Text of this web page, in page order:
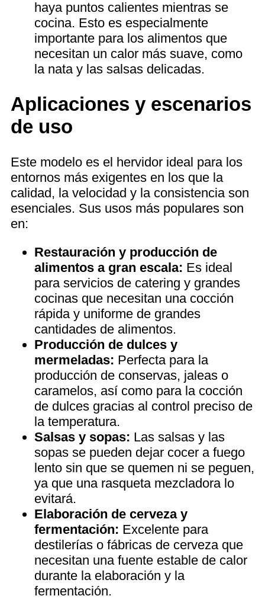
haya puntos calientes mientras se
cocina. Esto es especialmente
importante para los alimentos que
necesitan un calor más suave, como
la nata y las salsas delicadas.
Aplicaciones y escenarios
de uso
Este modelo es el hervidor ideal para los
entornos más exigentes en los que la
calidad, la velocidad y la consistencia son
esenciales. Sus usos más populares son
en:
Restauración y producción de
alimentos a gran escala: Es ideal
para servicios de catering y grandes
cocinas que necesitan una cocción
rápida y uniforme de grandes
cantidades de alimentos.
Producción de dulces y
mermeladas: Perfecta para la
producción de conservas, jaleas o
caramelos, así como para la cocción
de dulces gracias al control preciso de
la temperatura.
Salsas y sopas: Las salsas y las
sopas se pueden dejar cocer a fuego
lento sin que se quemen ni se peguen,
ya que una rasqueta mezcladora lo
evitará.
Elaboración de cerveza y
fermentación: Excelente para
destilerías o fábricas de cerveza que
necesitan una fuente estable de calor
durante la elaboración y la
fermentación.